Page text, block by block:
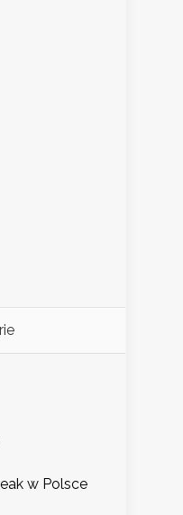
w Polsce